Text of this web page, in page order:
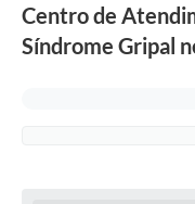
Centro de
Síndrome Gripal